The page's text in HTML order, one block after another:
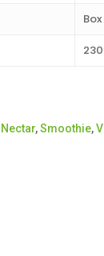
Nectar,Smoothie,